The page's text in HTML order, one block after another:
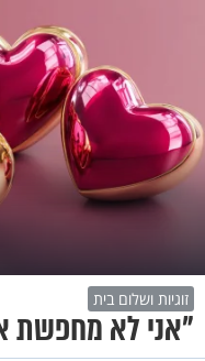
זוגיות ושלום בית
"אני לא מחפשת